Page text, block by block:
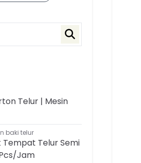
Telur | Mesin
baki telur
Tempat Telur Semi
jam